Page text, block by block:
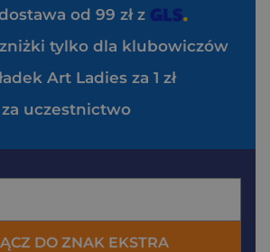
od 99 zł z
tylko dla klubowiczów
Art Ladies za 1 zł
za uczestnictwo
DO ZNAK EKSTRA